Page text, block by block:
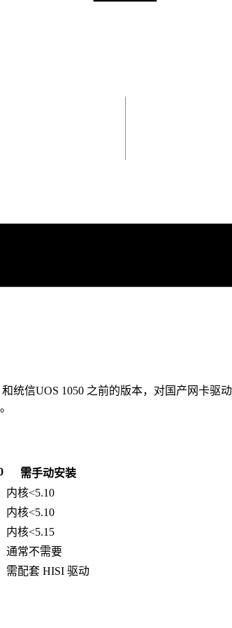
统信UOS 1050 之前的版本，对国产网卡驱
需手动安装
内核<5.10
内核<5.10
内核<5.15
通常不需要
需配套 HISI 驱动